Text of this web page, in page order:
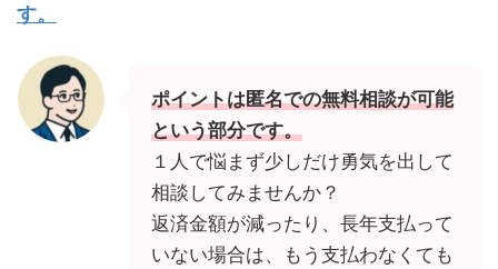
す。
ポイントは匿名での無料相談が可能
という部分です。
１人で悩まず少しだけ勇気を出して
相談してみませんか？
返済金額が減ったり、長年支払って
いない場合は、もう支払わなくても